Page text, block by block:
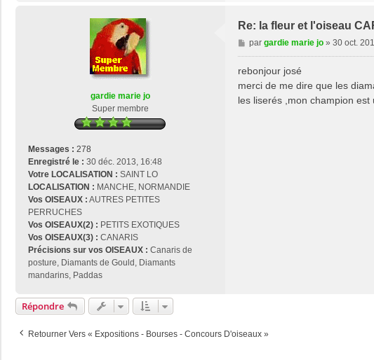
2
gardie marie jo
Super membre
Messages : 278
Enregistré le : 30 déc. 2013, 16:48
Votre LOCALISATION : SAINT LO
LOCALISATION : MANCHE, NORMANDIE
Vos OISEAUX : AUTRES PETITES
PERRUCHES
Vos OISEAUX(2) : PETITS EXOTIQUES
Vos OISEAUX(3) : CANARIS
Précisions sur vos OISEAUX : Canaris de
posture, Diamants de Gould, Diamants
mandarins, Paddas
Re: la fleur et l'oiseau
M
e
s
a
g
par gardie marie jo» 30 oct.
rebonjour josé
merci de me dire que les
les liserés ,mon champion
Répondre
Retourner Vers « Expositions - Bourses - Concours D'oiseaux »